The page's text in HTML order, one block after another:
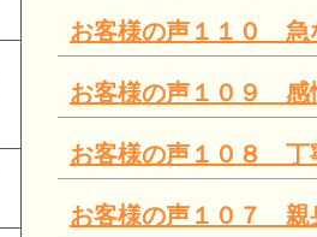
お客様の声１１０ 急
お客様の声１０９ 感
お客様の声１０８ 丁
お客様の声１０７ 親